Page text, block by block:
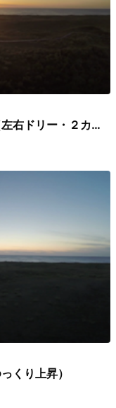
【石狩灯台／ドローン】朝日バック（左右ドリー・２カット）
くり上昇）